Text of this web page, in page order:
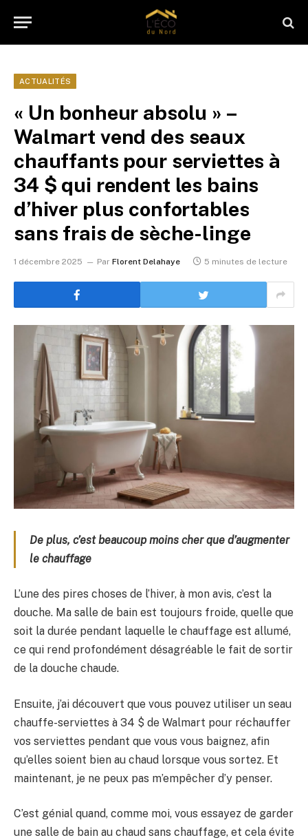
ACTUALITÉS
« Un bonheur absolu » –
Walmart vend des seaux
chauffants pour serviettes à
34 $ qui rendent les bains
d’hiver plus confortables
sans frais de sèche-linge
1 décembre 2025 Par Florent Delahaye 5 minutes de lecture
De plus, c’est beaucoup moins cher que d’augmenter
le chauffage
L’une des pires choses de l’hiver, à mon avis, c’est la
douche. Ma salle de bain est toujours froide, quelle que
soit la durée pendant laquelle le chauffage est allumé,
ce qui rend profondément désagréable le fait de sortir
de la douche chaude.
Ensuite, j’ai découvert que vous pouvez utiliser un seau
chauffe-serviettes à 34 $ de Walmart pour réchauffer
vos serviettes pendant que vous vous baignez, afin
qu’elles soient bien au chaud lorsque vous sortez. Et
maintenant, je ne peux pas m’empêcher d’y penser.
C’est génial quand, comme moi, vous essayez de garder
une salle de bain au chaud sans chauffage, et cela évite